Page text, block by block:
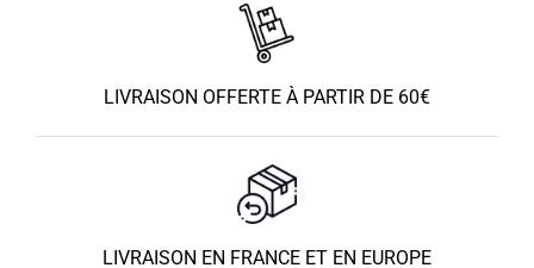
LIVRAISON OFFERTE À PARTIR DE 60€
LIVRAISON EN FRANCE ET EN EUROPE